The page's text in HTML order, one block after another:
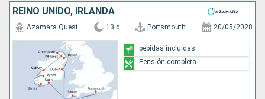
REINO UNIDO, IRLANDA
Azamara Quest 13 d Portsmouth 20/05/2028
bebidas incluidas
Pensión completa